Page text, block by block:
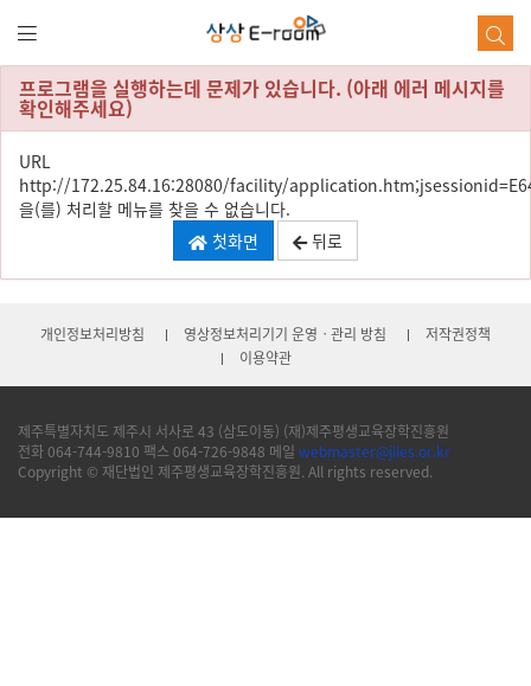
문
로
가
기
프로그램을 실행하는데 문제가 있습니다. (아래 에러 메시지를
확인해주세요)
URL
http://172.25.84.16:28080/facility/
을(를) 처리할 메뉴를 찾을 수 없습니다.
첫화면
뒤로
개인정보처리방침 영상정보처리기기 운영ㆍ관리 방침
저작권정책
이용약관
제주특별자치도 제주시 서사로 43 (삼도이동) (재)제주평생교육장학진흥원
전화 064-744-9810 팩스 064-726-9848 메일 webmaster@jiles.or.kr
Copyright © 재단법인 제주평생교육장학진흥원. All rights reserved.